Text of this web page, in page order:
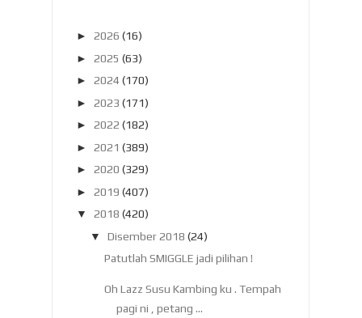
► 2026 (16)
► 2025 (63)
► 2024 (170)
► 2023 (171)
► 2022 (182)
► 2021 (389)
► 2020 (329)
► 2019 (407)
▼
2018 (420)
▼
Disember 2018 (24)
Patutlah SMIGGLE jadi pilihan !
Oh Lazz Susu Kambing ku . Tempah
pagi ni , petang ...